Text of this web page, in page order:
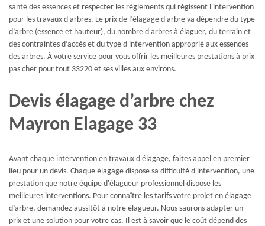
santé des essences et respecter les règlements qui régissent l'intervention
pour les travaux d'arbres. Le prix de l’élagage d'arbre va dépendre du type
d’arbre (essence et hauteur), du nombre d'arbres à élaguer, du terrain et
des contraintes d’accès et du type d'intervention approprié aux essences
des arbres. À votre service pour vous offrir les meilleures prestations à prix
pas cher pour tout 33220 et ses villes aux environs.
Devis élagage d’arbre chez
Mayron Elagage 33
Avant chaque intervention en travaux d'élagage, faites appel en premier
lieu pour un devis. Chaque élagage dispose sa difficulté d'intervention, une
prestation que notre équipe d'élagueur professionnel dispose les
meilleures interventions. Pour connaître les tarifs votre projet en élagage
d’arbre, demandez aussitôt à notre élagueur. Nous saurons adapter un
prix et une solution pour votre cas. Il est à savoir que le coût dépend des